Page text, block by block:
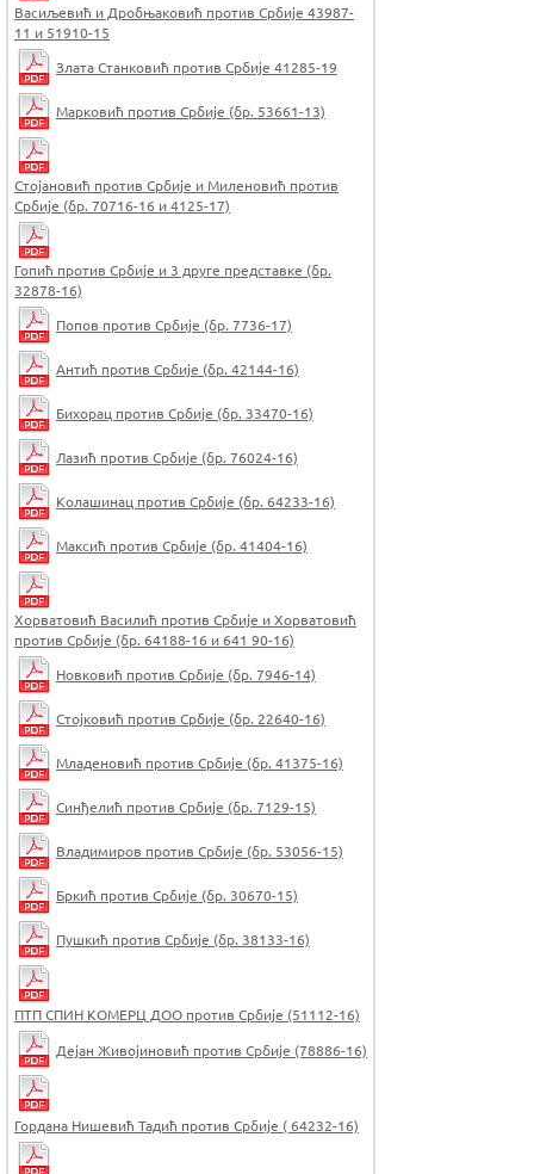
Васиљевић и Дробњаковић против Србије 43987-
11 и 51910-15
Злата Станковић против Србије 41285-19
Марковић против Србије (бр. 53661-13)
Стојановић против Србије и Миленовић против
Србије (бр. 70716-16 и 4125-17)
Гопић против Србије и 3 друге представке (бр.
32878-16)
Попов против Србије (бр. 7736-17)
Антић против Србије (бр. 42144-16)
Бихорац против Србије (бр. 33470-16)
Лазић против Србије (бр. 76024-16)
Колашинац против Србије (бр. 64233-16)
Максић против Србије (бр. 41404-16)
Хорватовић Василић против Србије и Хорватовић
против Србије (бр. 64188-16 и 641 90-16)
Новковић против Србије (бр. 7946-14)
Стојковић против Србије (бр. 22640-16)
Младеновић против Србије (бр. 41375-16)
Синђелић против Србије (бр. 7129-15)
Владимиров против Србије (бр. 53056-15)
Бркић против Србије (бр. 30670-15)
Пушкић против Србије (бр. 38133-16)
ПТП СПИН КОМЕРЦ ДОО против Србије (51112-16)
Дејан Живојиновић против Србије (78886-16)
Гордана Нишевић Тадић против Србије ( 64232-16)